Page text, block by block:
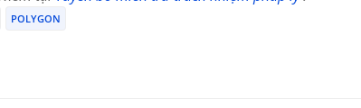
POLYGON